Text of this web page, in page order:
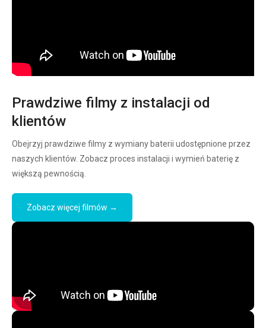
Prawdziwe filmy z instalacji od
klientów
Obejrzyj prawdziwe filmy z wymiany baterii udostępnione przez
naszych klientów. Zobacz proces instalacji i wymień baterię z
większą pewnością.
Zobacz więcej filmów →